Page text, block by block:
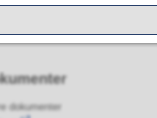
ligger ved Frolands Verk
dokumenter